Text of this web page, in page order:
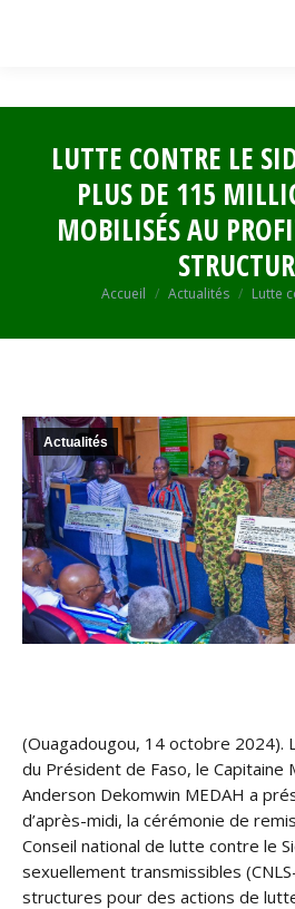
LUTTE CONTRE LE
PLUS DE 115
MOBILISÉS AU
Vous êtes ici :
Accueil Actualités Lutte
Actualités
(Ouagadougou, 14 octobre 2024).
du Président de Faso, le Capitaine
Anderson Dekomwin MEDAH a
d’après-midi, la cérémonie de
Conseil national de lutte contre le
sexuellement transmissibles
structures pour des actions de